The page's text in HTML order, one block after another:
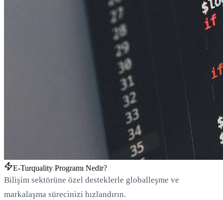
E-Turquality Programı Nedir?
Bilişim sektörüne özel desteklerle globalleşme ve
markalaşma sürecinizi hızlandırın.